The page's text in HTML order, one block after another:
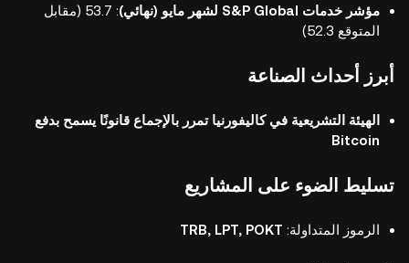
مؤشر خدمات S&P Global لشهر مايو (نهائي)
: 53.7 (مقابل
المتوقع 52.3)
أبرز أحداث الصناعة
الهيئة التشريعية في كاليفورنيا تمرر بالإجماع قانونًا يسمح بدفع
Bitcoin
تسليط الضوء على المشاريع
الرموز المتداولة: TRB, LPT, POKT